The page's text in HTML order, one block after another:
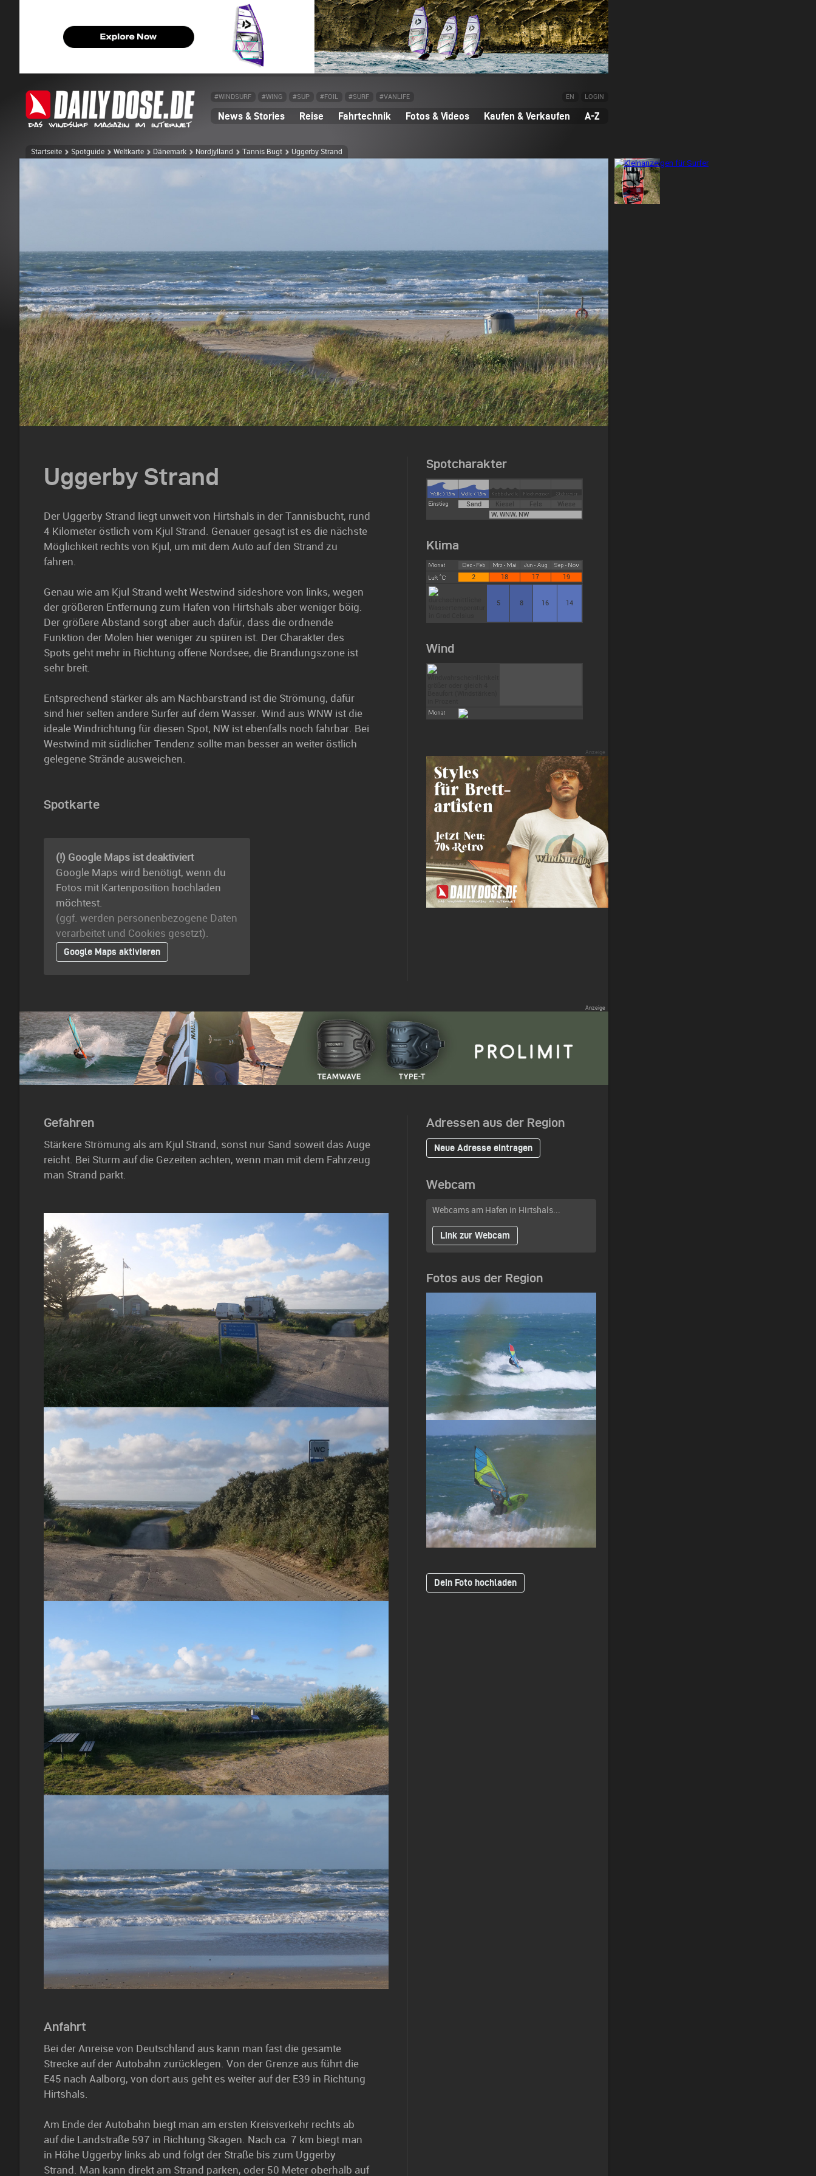
#WINDSURF #WING #SUP #FOIL #SURF #VANLIFE EN LOGIN
News & Stories Reise Fahrtechnik Fotos & Videos Kaufen & Verkaufen A-Z
Startseite Spotguide Weltkarte Dänemark Nordjylland Tannis Bugt Uggerby Strand
Uggerby Strand
Der Uggerby Strand liegt unweit von Hirtshals in der Tannisbucht, rund
4 Kilometer östlich vom Kjul Strand. Genauer gesagt ist es die nächste
Möglichkeit rechts von Kjul, um mit dem Auto auf den Strand zu
fahren.
Genau wie am Kjul Strand weht Westwind sideshore von links, wegen
der größeren Entfernung zum Hafen von Hirtshals aber weniger böig.
Der größere Abstand sorgt aber auch dafür, dass die ordnende
Funktion der Molen hier weniger zu spüren ist. Der Charakter des
Spots geht mehr in Richtung offene Nordsee, die Brandungszone ist
sehr breit.
Entsprechend stärker als am Nachbarstrand ist die Strömung, dafür
sind hier selten andere Surfer auf dem Wasser. Wind aus WNW ist die
ideale Windrichtung für diesen Spot, NW ist ebenfalls noch fahrbar. Bei
Westwind mit südlicher Tendenz sollte man besser an weiter östlich
gelegene Strände ausweichen.
Spotkarte
(!) Google Maps ist deaktiviert
Google Maps wird benötigt, wenn du
Fotos mit Kartenposition hochladen
möchtest.
(ggf. werden personen­bezogene Daten
verarbeitet und Cookies gesetzt).
Google Maps aktivieren
Spotcharakter
Sand Kiesel Fels
Wiese
W, WNW, NW
Klima
2 18 17 19
5 8 16 14
Wind
Gefahren
Stärkere Strömung als am Kjul Strand, sonst nur Sand soweit das Auge
reicht. Bei Sturm auf die Gezeiten achten, wenn man mit dem Fahrzeug
man Strand parkt.
Anfahrt
Bei der Anreise von Deutschland aus kann man fast die gesamte
Strecke auf der Autobahn zurücklegen. Von der Grenze aus führt die
E45 nach Aalborg, von dort aus geht es weiter auf der E39 in Richtung
Hirtshals.
Am Ende der Autobahn biegt man am ersten Kreisverkehr rechts ab
auf die Landstraße 597 in Richtung Skagen. Nach ca. 7 km biegt man
in Höhe Uggerby links ab und folgt der Straße bis zum Uggerby
Strand. Man kann direkt am Strand parken, oder 50 Meter oberhalb auf
Adressen aus der Region
Neue Adresse eintragen
Webcam
Webcams am Hafen in Hirtshals...
Link zur Webcam
Fotos aus der Region
Dein Foto hochladen